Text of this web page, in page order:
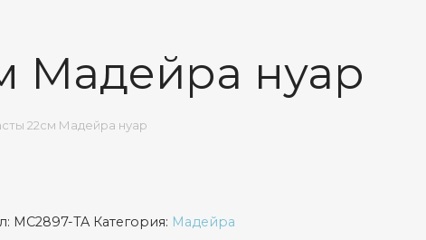
Мадейра нуар
22см Мадейра нуар
MC2897-TA Категория: Мадейра